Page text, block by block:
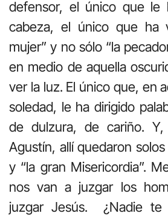
defensor, el único que le
cabeza, el único que ha
mujer” y no sólo “la
en medio de aquella
ver la luz. El único que, en
soledad, le ha dirigido
de dulzura, de cariño.
Agustín, allí quedaron solos
y “la gran Misericordia”.
nos van a juzgar los
juzgar Jesús. ¿Nadie te